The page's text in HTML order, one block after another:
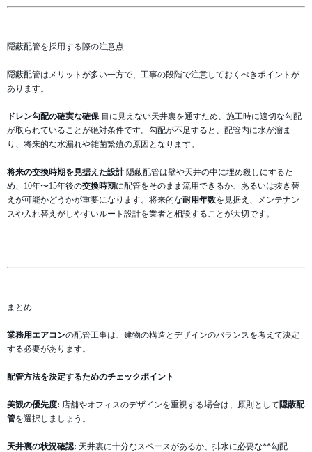
隠蔽配管を採用する際の注意点
隠蔽配管はメリットが多い一方で、工事の段階で注意しておくべきポイントが
あります。
ドレン勾配の確実な確保 目に見えない天井裏を通すため、施工時に適切な勾配
が取られていることが絶対条件です。勾配が不足すると、配管内に水が溜ま
り、将来的な水漏れや雑菌繁殖の原因となります。
将来の交換時期を見据えた設計隠蔽配管は壁や天井の中に埋め殺しにするた
め、10年〜15年後の交換時期に配管をそのまま流用できるか、あるいは抜き替
えが可能かどうかが重要になります。将来的な耐用年数を見据え、メンテナン
スや入れ替えがしやすいルート設計を業者と相談することが大切です。
まとめ
業務用エアコンの配管工事は、建物の構造とデザインのバランスを考えて決定
する必要があります。
配管方法を決定するためのチェックポイント
美観の優先度: 店舗やオフィスのデザインを重視する場合は、原則として隠蔽配
管を選択しましょう。
天井裏の状況確認: 天井裏に十分なスペースがあるか、排水に必要な**勾配